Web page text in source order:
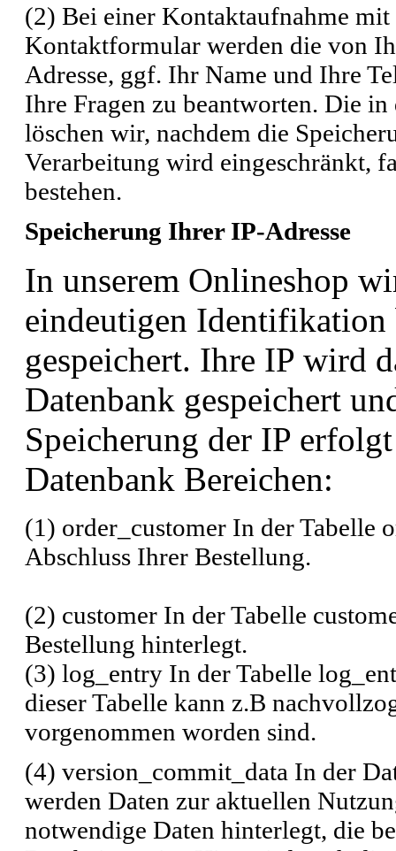
(2) Bei einer Kontaktaufnahme
Kontaktformular werden die von
Adresse, ggf. Ihr Name und Ihre
Ihre Fragen zu beantworten. Die
löschen wir, nachdem die
Verarbeitung wird eingeschränkt,
bestehen.
Speicherung Ihrer IP-Adresse
In unserem Onlineshop
eindeutigen Identifikation
gespeichert. Ihre IP wird
Datenbank gespeichert
Speicherung der IP
Datenbank Bereichen:
(1) order_customer In der Tabelle
Abschluss Ihrer Bestellung.
(2) customer In der Tabelle
Bestellung hinterlegt.
(3) log_entry In der Tabelle
dieser Tabelle kann z.B
vorgenommen worden sind.
(4) version_commit_data In der
werden Daten zur aktuellen
notwendige Daten hinterlegt, die